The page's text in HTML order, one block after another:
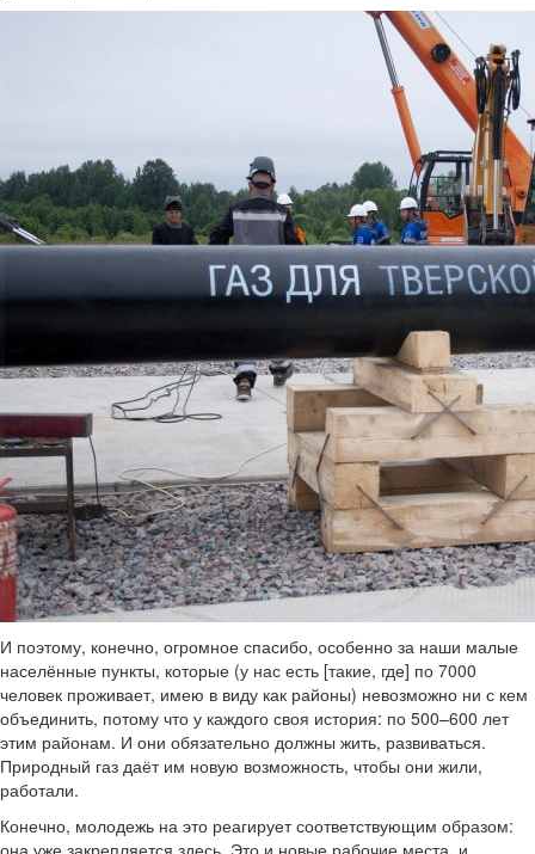
И поэтому, конечно, огромное спасибо, особенно за наши малые
населённые пункты, которые (у нас есть [такие, где] по 7000
человек проживает, имею в виду как районы) невозможно ни с кем
объединить, потому что у каждого своя история: по 500–600 лет
этим районам. И они обязательно должны жить, развиваться.
Природный газ даёт им новую возможность, чтобы они жили,
работали.
Конечно, молодежь на это реагирует соответствующим образом:
она уже закрепляется здесь. Это и новые рабочие места, и